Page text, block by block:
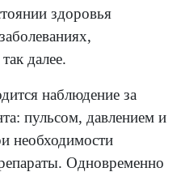
здоровья
далее.
наблюдение за
пульсом, давлением и
необходимости
Одновременно